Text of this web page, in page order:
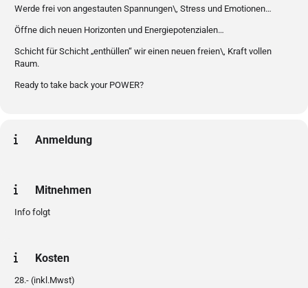
Werde frei von angestauten Spannungen\, Stress und Emotionen…
Öffne dich neuen Horizonten und Energiepotenzialen…
Schicht für Schicht „enthüllen“ wir einen neuen freien\, Kraft vollen
Raum.
Ready to take back your POWER?
Anmeldung
Mitnehmen
Info folgt
Kosten
28.- (inkl.Mwst)